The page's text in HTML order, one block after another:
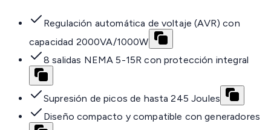
Regulación automática de voltaje (AVR) con
capacidad 2000VA/1000W
8 salidas NEMA 5-15R con protección integral
Supresión de picos de hasta 245 Joules
Diseño compacto y compatible con generadores